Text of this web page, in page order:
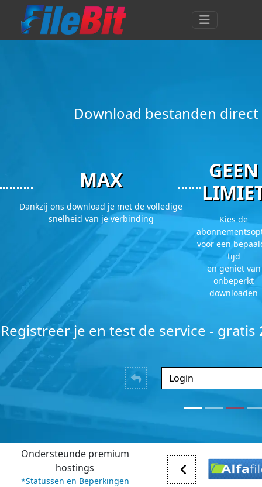
Download bestanden
MAX
Dankzij ons download je met de volledige
snelheid van je verbinding
GEEN
Kies de
voor een
tijd
en geniet van
onbeperkt
downloaden
Registreer je en test de service - gratis
Ondersteunde premium
hostings
*Statussen en Beperkingen